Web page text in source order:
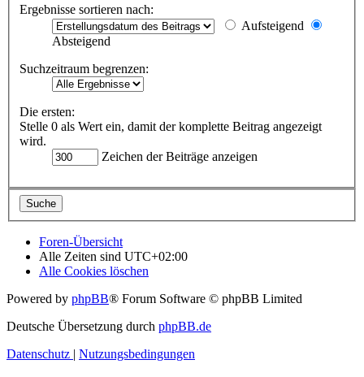
Ergebnisse sortieren nach:
Aufsteigend
Absteigend
Suchzeitraum begrenzen:
Die ersten:
Stelle 0 als Wert ein, damit der komplette Beitrag angezeigt
wird.
Zeichen der Beiträge anzeigen
Foren-Übersicht
Alle Zeiten sind UTC+02:00
Alle Cookies löschen
Powered by phpBB® Forum Software © phpBB Limited
Deutsche Übersetzung durch phpBB.de
Datenschutz | Nutzungsbedingungen